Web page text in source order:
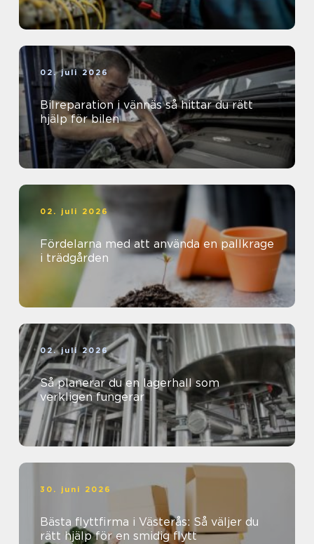
02. juli 2026
Bilreparation i vännäs så hittar du rätt
hjälp för bilen
02. juli 2026
Fördelarna med att använda en pallkrage
i trädgården
02. juli 2026
Så planerar du en lagerhall som
verkligen fungerar
30. juni 2026
Bästa flyttfirma i Västerås: Så väljer du
rätt hjälp för en smidig flytt